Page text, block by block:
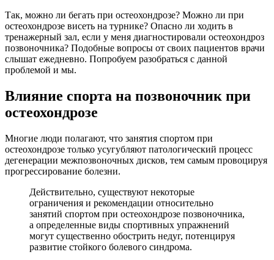
Так, можно ли бегать при остеохондрозе? Можно ли при
остеохондрозе висеть на турнике? Опасно ли ходить в
тренажерный зал, если у меня диагностировали остеохондроз
позвоночника? Подобные вопросы от своих пациентов врачи
слышат ежедневно. Попробуем разобраться с данной
проблемой и мы.
Влияние спорта на позвоночник при
остеохондрозе
Многие люди полагают, что занятия спортом при
остеохондрозе только усугубляют патологический процесс
дегенерации межпозвоночных дисков, тем самым провоцируя
прогрессирование болезни.
Действительно, существуют некоторые
ограничения и рекомендации относительно
занятий спортом при остеохондрозе позвоночника,
а определенные виды спортивных упражнений
могут существенно обострить недуг, потенцируя
развитие стойкого болевого синдрома.